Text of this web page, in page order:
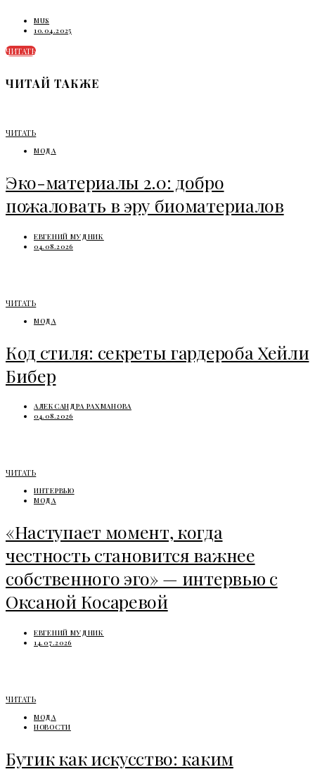
MUS
10.04.2025
ЧИТАТЬ
ЧИТАЙ ТАКЖЕ
ЧИТАТЬ
МОДА
Эко-материалы 2.0: добро
пожаловать в эру биоматериалов
ЕВГЕНИЙ МУДНИК
04.08.2026
ЧИТАТЬ
МОДА
Код стиля: секреты гардероба Хейли
Бибер
АЛЕКСАНДРА РАХМАНОВА
04.08.2026
ЧИТАТЬ
ИНТЕРВЬЮ
МОДА
«Наступает момент, когда
честность становится важнее
собственного эго» — интервью с
Оксаной Косаревой
ЕВГЕНИЙ МУДНИК
14.07.2026
ЧИТАТЬ
МОДА
НОВОСТИ
Бутик как искусство: каким